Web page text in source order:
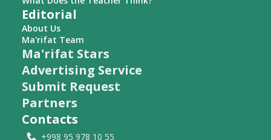
Editorial
About Us
Ma'rifat Team
Ma'rifat Stars
Advertising Service
Submit Request
Partners
Contacts
+998 95 978 10 55